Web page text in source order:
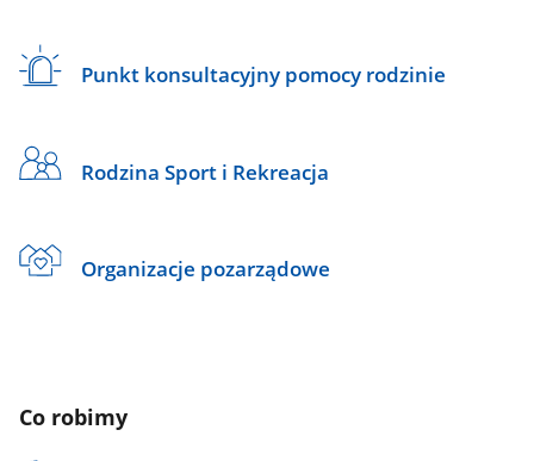
Punkt konsultacyjny pomocy rodzinie
Rodzina Sport i Rekreacja
Organizacje pozarządowe
Co robimy